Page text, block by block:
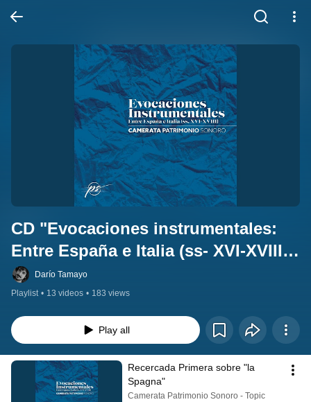
CD "Evocaciones instrumentales:
Entre España e Italia (ss- XVI-XVIII)"
(Patrimonio Sonoro, 2024) -
Camerata Patrimonio Sonoro
Darío Tamayo
Playlist • 13 videos • 183 views
Play all
Recercada Primera sobre "la
Spagna"
Camerata Patrimonio Sonoro - Topic